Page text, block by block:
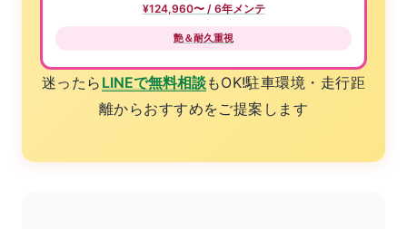
¥124,960〜 / 6年メンテ
艶＆耐久重視
迷ったら LINEで無料相談もOK!駐車環境・走行距
離からおすすめをご提案します